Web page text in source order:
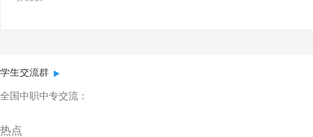
学生交流群
全国中职中专交流：
热点